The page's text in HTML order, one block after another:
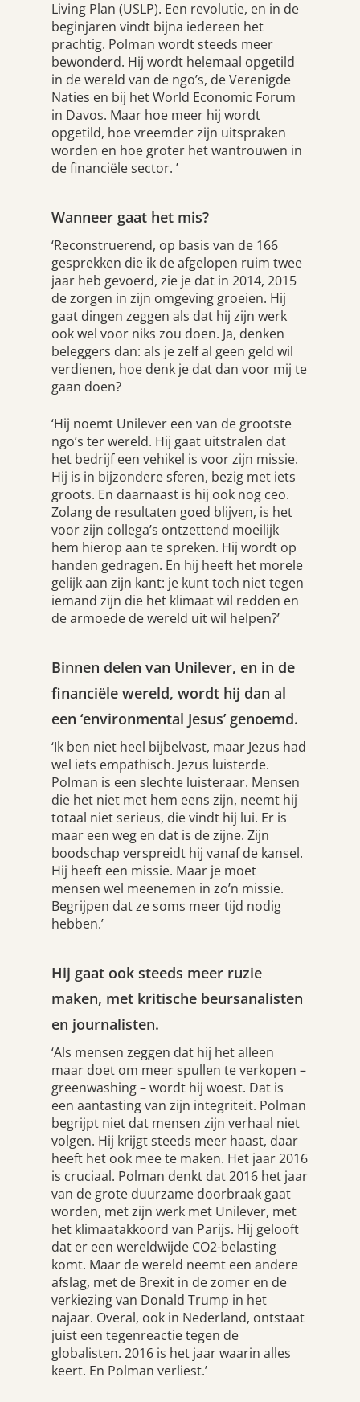
Living Plan (USLP). Een revolutie, en in de
beginjaren vindt bijna iedereen het
prachtig. Polman wordt steeds meer
bewonderd. Hij wordt helemaal opgetild
in de wereld van de ngo’s, de Verenigde
Naties en bij het World Economic Forum
in Davos. Maar hoe meer hij wordt
opgetild, hoe vreemder zijn uitspraken
worden en hoe groter het wantrouwen in
de financiële sector. ’
Wanneer gaat het mis?
‘Reconstruerend, op basis van de 166
gesprekken die ik de afgelopen ruim twee
jaar heb gevoerd, zie je dat in 2014, 2015
de zorgen in zijn omgeving groeien. Hij
gaat dingen zeggen als dat hij zijn werk
ook wel voor niks zou doen. Ja, denken
beleggers dan: als je zelf al geen geld wil
verdienen, hoe denk je dat dan voor mij te
gaan doen?
‘Hij noemt Unilever een van de grootste
ngo’s ter wereld. Hij gaat uitstralen dat
het bedrijf een vehikel is voor zijn missie.
Hij is in bijzondere sferen, bezig met iets
groots. En daarnaast is hij ook nog ceo.
Zolang de resultaten goed blijven, is het
voor zijn collega’s ontzettend moeilijk
hem hierop aan te spreken. Hij wordt op
handen gedragen. En hij heeft het morele
gelijk aan zijn kant: je kunt toch niet tegen
iemand zijn die het klimaat wil redden en
de armoede de wereld uit wil helpen?’
Binnen delen van Unilever, en in de
financiële wereld, wordt hij dan al
een ‘environmental Jesus’ genoemd.
‘Ik ben niet heel bijbelvast, maar Jezus had
wel iets empathisch. Jezus luisterde.
Polman is een slechte luisteraar. Mensen
die het niet met hem eens zijn, neemt hij
totaal niet serieus, die vindt hij lui. Er is
maar een weg en dat is de zijne. Zijn
boodschap verspreidt hij vanaf de kansel.
Hij heeft een missie. Maar je moet
mensen wel meenemen in zo’n missie.
Begrijpen dat ze soms meer tijd nodig
hebben.’
Hij gaat ook steeds meer ruzie
maken, met kritische beursanalisten
en journalisten.
‘Als mensen zeggen dat hij het alleen
maar doet om meer spullen te verkopen –
greenwashing – wordt hij woest. Dat is
een aantasting van zijn integriteit. Polman
begrijpt niet dat mensen zijn verhaal niet
volgen. Hij krijgt steeds meer haast, daar
heeft het ook mee te maken. Het jaar 2016
is cruciaal. Polman denkt dat 2016 het jaar
van de grote duurzame doorbraak gaat
worden, met zijn werk met Unilever, met
het klimaatakkoord van Parijs. Hij gelooft
dat er een wereldwijde CO2-belasting
komt. Maar de wereld neemt een andere
afslag, met de Brexit in de zomer en de
verkiezing van Donald Trump in het
najaar. Overal, ook in Nederland, ontstaat
juist een tegenreactie tegen de
globalisten. 2016 is het jaar waarin alles
keert. En Polman verliest.’